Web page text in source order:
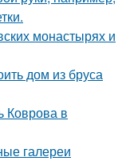
монастырях и
дом из бруса
Коврова в
галереи